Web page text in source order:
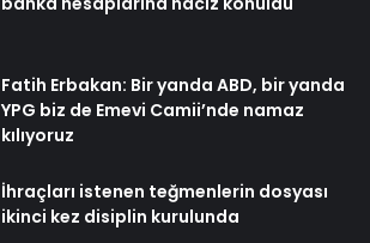
Fatih Erbakan: Bir yanda ABD, bir yanda
YPG biz de Emevi Camii’nde namaz
kılıyoruz
İhraçları istenen teğmenlerin dosyası
ikinci kez disiplin kurulunda